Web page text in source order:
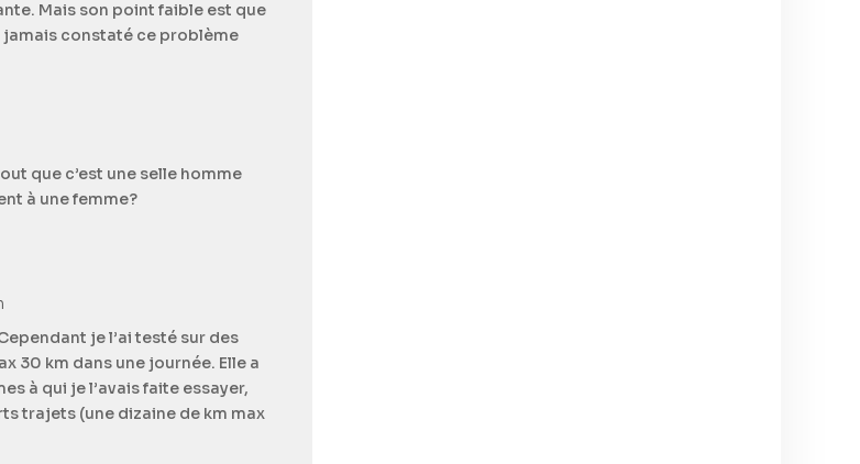
Mais son point faible est que
jamais constaté ce problème
que c’est une selle homme
à une femme?
je l’ai testé sur des
30 km dans une journée. Elle a
à qui je l’avais faite essayer,
trajets (une dizaine de km max